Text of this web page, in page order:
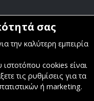
. All Rights Reserved
& ΦιλοξενίαKomvos.gr
σας
την καλύτερη εμπειρία
ιστοτόπου cookies είναι
τις ρυθμίσεις για τα
ή marketing.